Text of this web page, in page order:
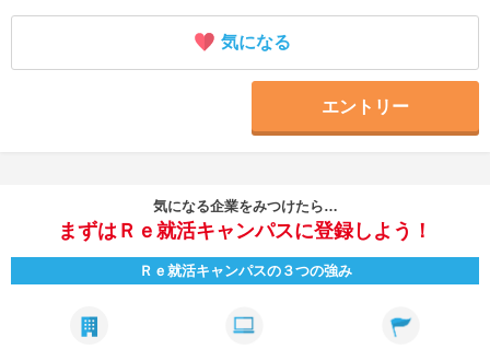
気になる
エントリー
気になる企業をみつけたら…
まずはＲｅ就活キャンパスに登録しよう！
Ｒｅ就活キャンパスの３つの強み